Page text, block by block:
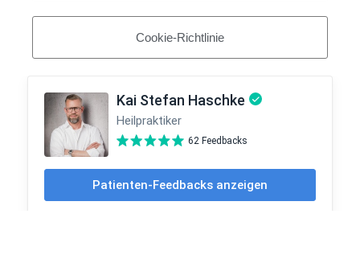
Cookie-Richtlinie